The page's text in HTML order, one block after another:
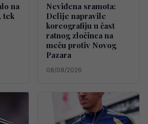
na
tek
Neviđena sramota:
Delije napravile
koreografiju u čast
ratnog zločinca na
meču protiv Novog
Pazara
08/08/2026